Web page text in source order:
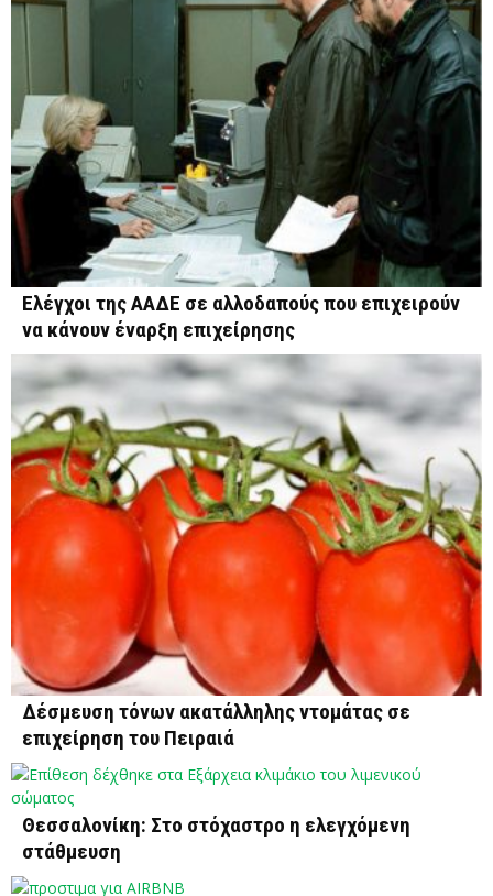
Ελέγχοι της ΑΑΔΕ σε αλλοδαπούς που επιχειρούν
να κάνουν έναρξη επιχείρησης
Δέσμευση τόνων ακατάλληλης ντομάτας σε
επιχείρηση του Πειραιά
Θεσσαλονίκη: Στο στόχαστρο η ελεγχόμενη
στάθμευση